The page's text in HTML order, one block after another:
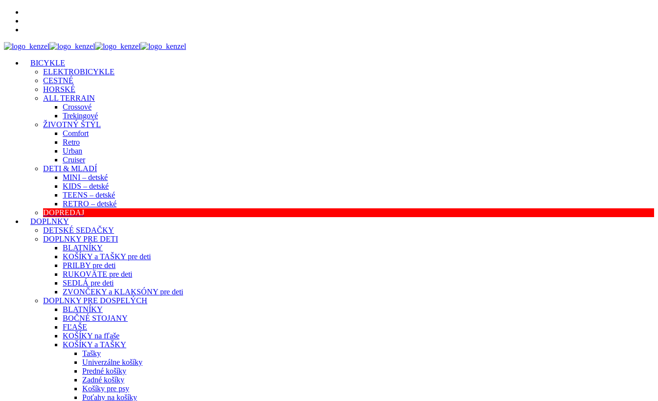
BICYKLE
ELEKTROBICYKLE
CESTNÉ
HORSKÉ
ALL TERRAIN
Crossové
Trekingové
ŽIVOTNÝ ŠTÝL
Comfort
Retro
Urban
Cruiser
DETI & MLADÍ
MINI – detské
KIDS – detské
TEENS – detské
RETRO – detské
DOPREDAJ
DOPLNKY
DETSKÉ SEDAČKY
DOPLNKY PRE DETI
BLATNÍKY
KOŠÍKY a TAŠKY pre deti
PRILBY pre deti
RUKOVÄTE pre deti
SEDLÁ pre deti
ZVONČEKY a KLAKSÓNY pre deti
DOPLNKY PRE DOSPELÝCH
BLATNÍKY
BOČNÉ STOJANY
FĽAŠE
KOŠÍKY na fľaše
KOŠÍKY a TAŠKY
Tašky
Univerzálne košíky
Predné košíky
Zadné košíky
Košíky pre psy
Poťahy na košíky